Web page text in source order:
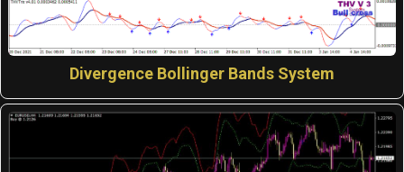
Divergence Bollinger Bands System